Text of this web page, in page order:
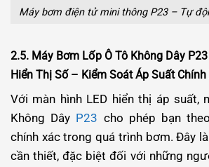
Máy bơm điện tử mini thông P23 – Tự
2.5. Máy Bơm Lốp Ô Tô Không Dây
Hiển Thị Số – Kiểm Soát Áp Suất Chính
Với màn hình LED hiển thị áp suất,
Không Dây P23 cho phép bạn
chính xác trong quá trình bơm. Đây
cần thiết, đặc biệt đối với những